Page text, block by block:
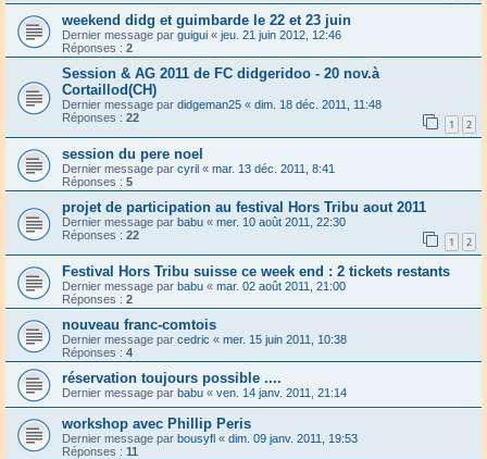
weekend didg et guimbarde le 22 et 23 juin
Dernier message par guigui « jeu. 21 juin 2012, 12:46
Réponses : 2
Session & AG 2011 de FC didgeridoo - 20 nov.à
Cortaillod(CH)
Dernier message par didgeman25 « dim. 18 déc. 2011, 11:48
Réponses : 22 1 2
session du pere noel
Dernier message par cyril « mar. 13 déc. 2011, 8:41
Réponses : 5
projet de participation au festival Hors Tribu aout 2011
Dernier message par babu « mer. 10 août 2011, 22:30
Réponses : 22 1 2
Festival Hors Tribu suisse ce week end : 2 tickets restants
Dernier message par babu « mar. 02 août 2011, 21:00
Réponses : 2
nouveau franc-comtois
Dernier message par cedric « mer. 15 juin 2011, 10:38
Réponses : 4
réservation toujours possible ....
Dernier message par babu « ven. 14 janv. 2011, 21:14
workshop avec Phillip Peris
Dernier message par bousyfl « dim. 09 janv. 2011, 19:53
Réponses : 11